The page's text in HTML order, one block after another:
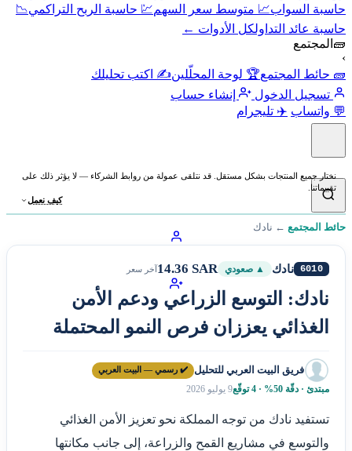
حاسبة السواب📈 متوسط سعر السهم💹 حاسبة الربح التراكمي📉
حاسبة عائد التداولكل الأدوات ←
🧱 المجتمع
›
🧱 حائط المجتمع🏆 لوحة المحلّلين✍️ اكتب تحليلك
تسجيل الدخول
إنشاء حساب
💬 واتساب ✈️ تليجرام
نختار جميع المنتجات بشكل مستقل. قد نتلقى عمولة من روابط الشركاء — لا يؤثر ذلك على
تقييماتنا.
كيف نعمل
حائط المجتمع ← نادك
6010 نادك ▲ صعودي 14.36 SARآخر سعر
نادك: التوسع الزراعي ودعم الأمن
الغذائي يعززان فرص النمو المحتملة
فريق البيت العربي للتحليل ✔️ رسمي — البيت العربي
مبتدئ · دقّة 50% · 4 توقّع 9 يوليو 2026
تستفيد نادك من توجه المملكة نحو تعزيز الأمن الغذائي
والتوسع في مشاريع القمح والزراعة، إلى جانب مكانتها